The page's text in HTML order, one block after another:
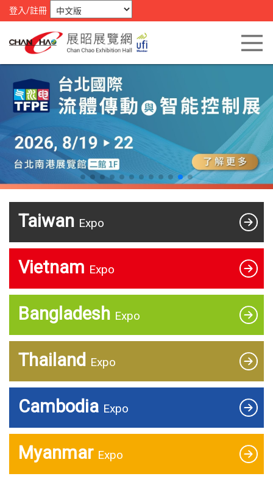
登入/註冊
Taiwan Expo
Vietnam Expo
Bangladesh Expo
Thailand Expo
Cambodia Expo
Myanmar Expo